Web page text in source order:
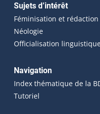
Sujets d’intérêt
Féminisation et
Néologie
Officialisation
Navigation
Index thématique de la
Tutoriel